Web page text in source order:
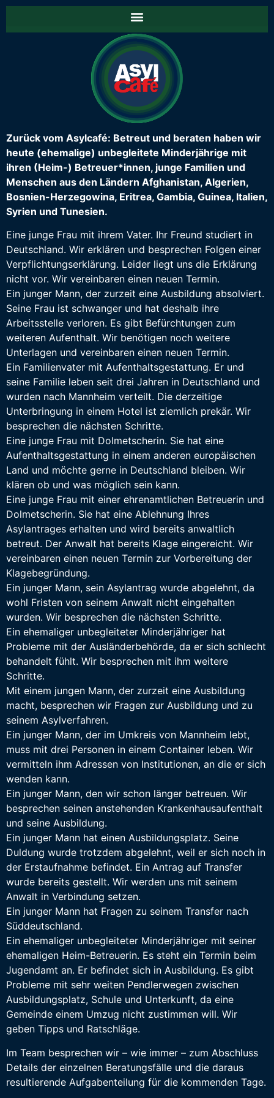
Zurück vom Asylcafé: Betreut und beraten haben wir
heute (ehemalige) unbegleitete Minderjährige mit
ihren (Heim-) Betreuer*innen, junge Familien und
Menschen aus den Ländern Afghanistan, Algerien,
Bosnien-Herzegowina, Eritrea, Gambia, Guinea, Italien,
Syrien und Tunesien.
Eine junge Frau mit ihrem Vater. Ihr Freund studiert in
Deutschland. Wir erklären und besprechen Folgen einer
Verpflichtungserklärung. Leider liegt uns die Erklärung
nicht vor. Wir vereinbaren einen neuen Termin.
Ein junger Mann, der zurzeit eine Ausbildung absolviert.
Seine Frau ist schwanger und hat deshalb ihre
Arbeitsstelle verloren. Es gibt Befürchtungen zum
weiteren Aufenthalt. Wir benötigen noch weitere
Unterlagen und vereinbaren einen neuen Termin.
Ein Familienvater mit Aufenthaltsgestattung. Er und
seine Familie leben seit drei Jahren in Deutschland und
wurden nach Mannheim verteilt. Die derzeitige
Unterbringung in einem Hotel ist ziemlich prekär. Wir
besprechen die nächsten Schritte.
Eine junge Frau mit Dolmetscherin. Sie hat eine
Aufenthaltsgestattung in einem anderen europäischen
Land und möchte gerne in Deutschland bleiben. Wir
klären ob und was möglich sein kann.
Eine junge Frau mit einer ehrenamtlichen Betreuerin und
Dolmetscherin. Sie hat eine Ablehnung Ihres
Asylantrages erhalten und wird bereits anwaltlich
betreut. Der Anwalt hat bereits Klage eingereicht. Wir
vereinbaren einen neuen Termin zur Vorbereitung der
Klagebegründung.
Ein junger Mann, sein Asylantrag wurde abgelehnt, da
wohl Fristen von seinem Anwalt nicht eingehalten
wurden. Wir besprechen die nächsten Schritte.
Ein ehemaliger unbegleiteter Minderjähriger hat
Probleme mit der Ausländerbehörde, da er sich schlecht
behandelt fühlt. Wir besprechen mit ihm weitere
Schritte.
Mit einem jungen Mann, der zurzeit eine Ausbildung
macht, besprechen wir Fragen zur Ausbildung und zu
seinem Asylverfahren.
Ein junger Mann, der im Umkreis von Mannheim lebt,
muss mit drei Personen in einem Container leben. Wir
vermitteln ihm Adressen von Institutionen, an die er sich
wenden kann.
Ein junger Mann, den wir schon länger betreuen. Wir
besprechen seinen anstehenden Krankenhausaufenthalt
und seine Ausbildung.
Ein junger Mann hat einen Ausbildungsplatz. Seine
Duldung wurde trotzdem abgelehnt, weil er sich noch in
der Erstaufnahme befindet. Ein Antrag auf Transfer
wurde bereits gestellt. Wir werden uns mit seinem
Anwalt in Verbindung setzen.
Ein junger Mann hat Fragen zu seinem Transfer nach
Süddeutschland.
Ein ehemaliger unbegleiteter Minderjähriger mit seiner
ehemaligen Heim-Betreuerin. Es steht ein Termin beim
Jugendamt an. Er befindet sich in Ausbildung. Es gibt
Probleme mit sehr weiten Pendlerwegen zwischen
Ausbildungsplatz, Schule und Unterkunft, da eine
Gemeinde einem Umzug nicht zustimmen will. Wir
geben Tipps und Ratschläge.
Im Team besprechen wir – wie immer – zum Abschluss
Details der einzelnen Beratungsfälle und die daraus
resultierende Aufgabenteilung für die kommenden Tage.